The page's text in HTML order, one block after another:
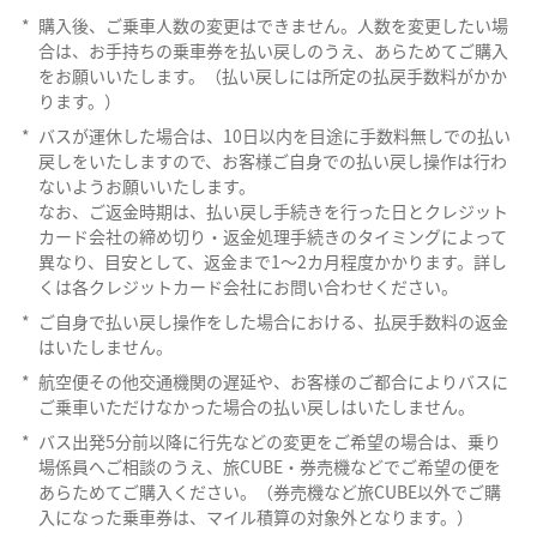
* 購入後、ご乗車人数の変更はできません。人数を変更したい場
合は、お手持ちの乗車券を払い戻しのうえ、あらためてご購入
をお願いいたします。（払い戻しには所定の払戻手数料がかか
ります。）
* バスが運休した場合は、10日以内を目途に手数料無しでの払い
戻しをいたしますので、お客様ご自身での払い戻し操作は行わ
ないようお願いいたします。
なお、ご返金時期は、払い戻し手続きを行った日とクレジット
カード会社の締め切り・返金処理手続きのタイミングによって
異なり、目安として、返金まで1～2カ月程度かかります。詳し
くは各クレジットカード会社にお問い合わせください。
* ご自身で払い戻し操作をした場合における、払戻手数料の返金
はいたしません。
* 航空便その他交通機関の遅延や、お客様のご都合によりバスに
ご乗車いただけなかった場合の払い戻しはいたしません。
* バス出発5分前以降に行先などの変更をご希望の場合は、乗り
場係員へご相談のうえ、旅CUBE・券売機などでご希望の便を
あらためてご購入ください。（券売機など旅CUBE以外でご購
入になった乗車券は、マイル積算の対象外となります。）